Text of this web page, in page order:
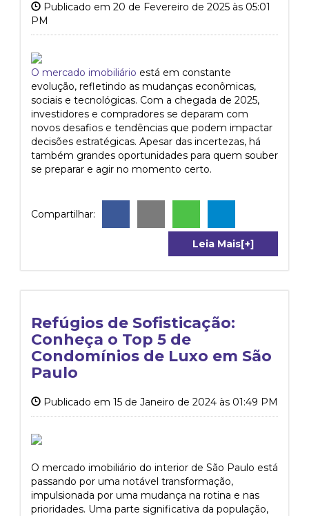
Publicado em 20 de Fevereiro de 2025 às 05:01
PM
O mercado imobiliário está em constante
evolução, refletindo as mudanças econômicas,
sociais e tecnológicas. Com a chegada de 2025,
investidores e compradores se deparam com
novos desafios e tendências que podem impactar
decisões estratégicas. Apesar das incertezas, há
também grandes oportunidades para quem souber
se preparar e agir no momento certo.
Compartilhar:
Leia Mais[+]
Refúgios de Sofisticação:
Conheça o Top 5 de
Condomínios de Luxo em São
Paulo
Publicado em 15 de Janeiro de 2024 às 01:49 PM
O mercado imobiliário do interior de São Paulo está
passando por uma notável transformação,
impulsionada por uma mudança na rotina e nas
prioridades. Uma parte significativa da população,